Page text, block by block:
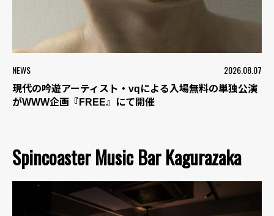
NEWS 2026.08.07
現代の吟遊アーティスト・vqによる入場無料の単独公演
がWWW企画『FREE』にて開催
Spincoaster Music Bar Kagurazaka